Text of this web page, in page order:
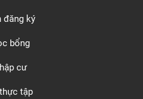
đăng ký
bổng
cư
tập